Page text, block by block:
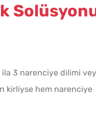
Tarifi
3 narenciye dilimi
kirliyse hem narenciye